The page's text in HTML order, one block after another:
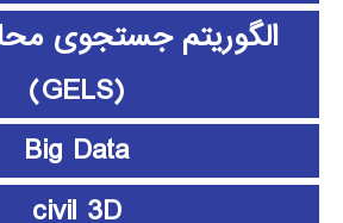
الگوریتم جستجوی
(GELS)
Big Data
civil 3D